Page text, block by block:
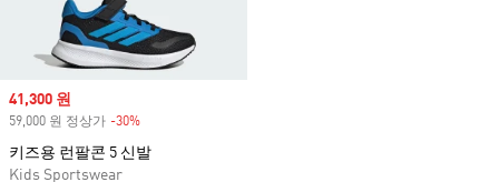
Sale price
41,300 원
59,000 원 정상가 -30%
키즈용 런팔콘 5 신발
Kids Sportswear